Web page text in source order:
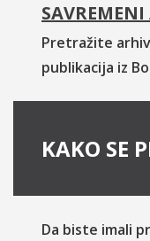
Pretražite
publikacija iz
KAKO SE
Da biste imali